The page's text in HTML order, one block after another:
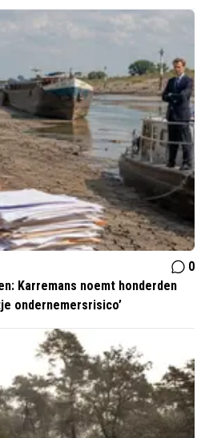
0
Karremans noemt honderden
ondernemersrisico’